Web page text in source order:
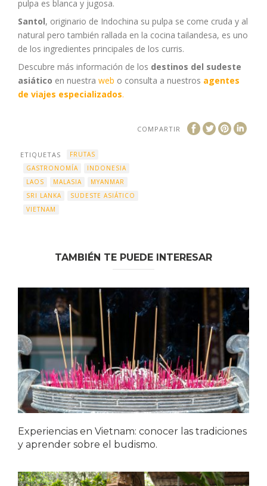
pulpa es blanca y jugosa.
Santol, originario de Indochina su pulpa se come cruda y al
natural pero también rallada en la cocina tailandesa, es uno
de los ingredientes principales de los curris.
Descubre más información de los destinos del sudeste
asiático en nuestraweb o consulta a nuestros agentes
de viajes especializados.
COMPARTIR
ETIQUETAS
FRUTAS
GASTRONOMÍA
INDONESIA
LAOS
MALASIA
MYANMAR
SRI LANKA
SUDESTE ASIÁTICO
VIETNAM
TAMBIÉN TE PUEDE INTERESAR
Experiencias en Vietnam: conocer las tradiciones
y aprender sobre el budismo.